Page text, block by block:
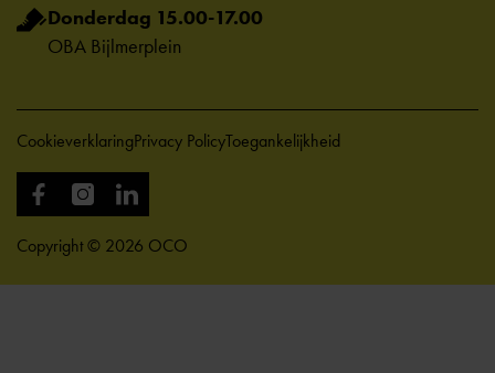
Donderdag 15.00-17.00
OBA Bijlmerplein
Copyright © 2026 OCO
CookieverklaringPrivacy PolicyToegankelijkheid